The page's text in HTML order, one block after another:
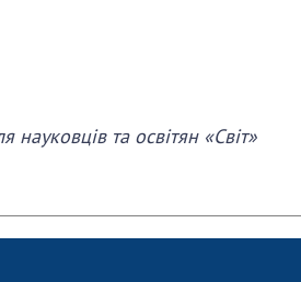
науковців та освітян «Світ»